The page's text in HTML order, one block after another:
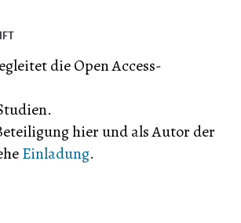
die Open Access-
hier und als Autor der
Einladung.